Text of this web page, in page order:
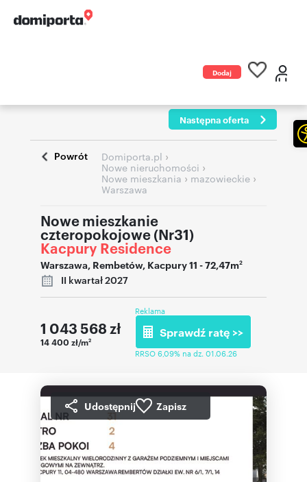
Dodaj
Następna oferta
Powrót Domiporta.pl ›
Nowe nieruchomości ›
Nowe mieszkania › mazowieckie ›
Warszawa
Nowe mieszkanie
czteropokojowe (Nr31)
Kacpury Residence
Warszawa, Rembetów, Kacpury 11 - 72,47m2
II kwartał 2027
1 043 568 zł
14 400 zł/m2
Reklama
Sprawdź ratę >>
RRSO 6,09% na dz. 01.06.26
Udostępnij Zapisz